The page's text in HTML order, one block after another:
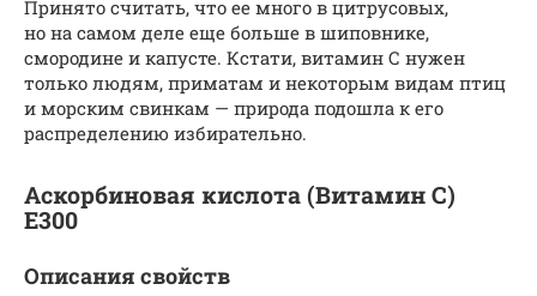
Принято считать, что ее много в цитрусовых,
но на самом деле еще больше в шиповнике,
смородине и капусте. Кстати, витамин С нужен
только людям, приматам и некоторым видам птиц
и морским свинкам — природа подошла к его
распределению избирательно.
Аскорбиновая кислота (Витамин С)
Е300
Описания свойств